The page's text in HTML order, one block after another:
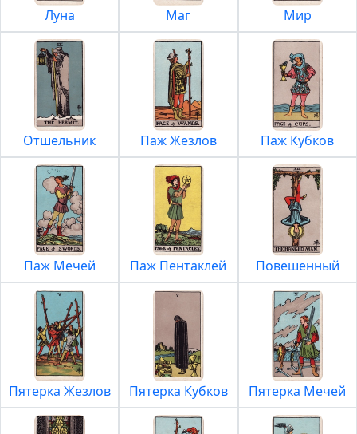
Луна Маг Мир
Отшельник Паж Жезлов Паж Кубков
Паж Мечей Паж Пентаклей Повешенный
Пятерка Жезлов Пятерка Кубков Пятерка Мечей